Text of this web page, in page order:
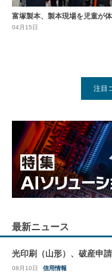
富塚製本、製本現場を児童が
04月15日
注目
最新ニュース
光印刷（山形）、破産申
08月10日 信用情報